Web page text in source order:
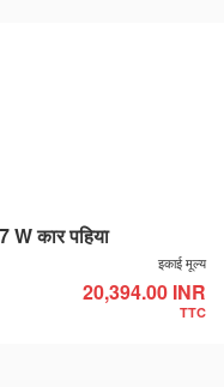
कार पहिया
इकाई मूल्य
20,394.00 INR
TTC